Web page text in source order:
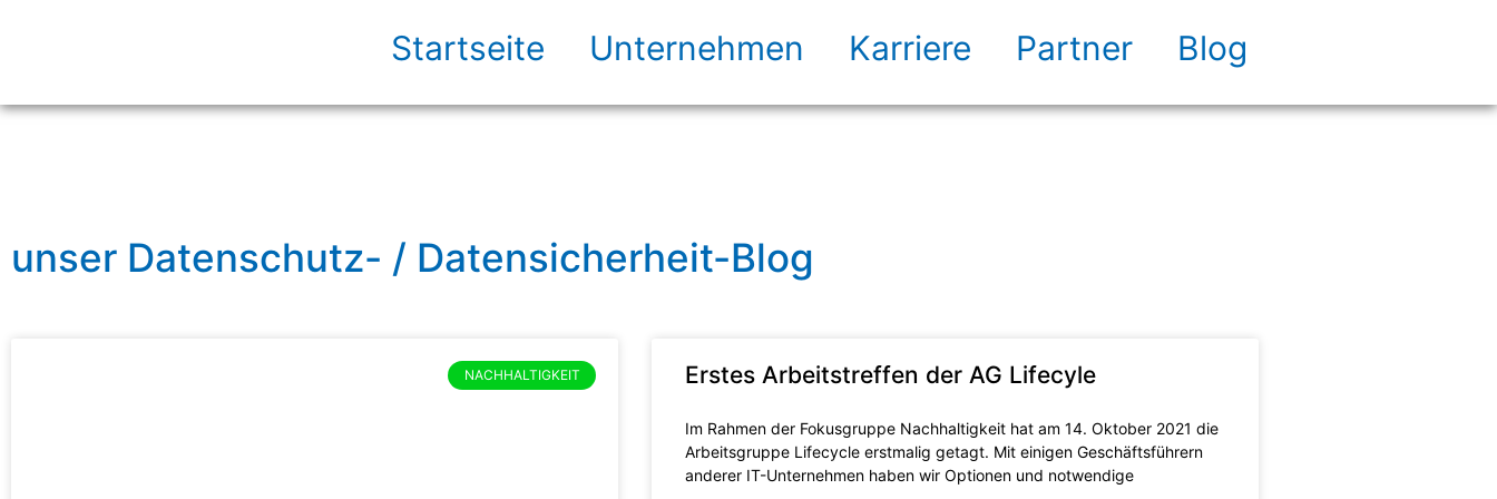
Startseite Unternehmen Karriere Partner Blog
unser Datenschutz- / Datensicherheit-Blog
NACHHALTIGKEIT Erstes Arbeitstreffen der AG Lifecyle
Im Rahmen der Fokusgruppe Nachhaltigkeit hat am 14. Oktober 2021 die
Arbeitsgruppe Lifecycle erstmalig getagt. Mit einigen Geschäftsführern
anderer IT-Unternehmen haben wir Optionen und notwendige